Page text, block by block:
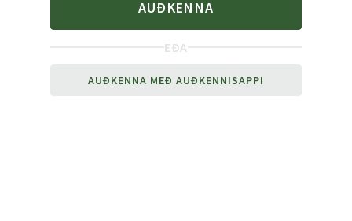
AUÐKENNA
EÐA
AUÐKENNA MEÐ AUÐKENNISAPPI